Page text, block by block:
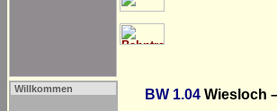
Willkommen BW 1.04 Wiesloch